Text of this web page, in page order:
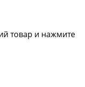
товар и нажмите